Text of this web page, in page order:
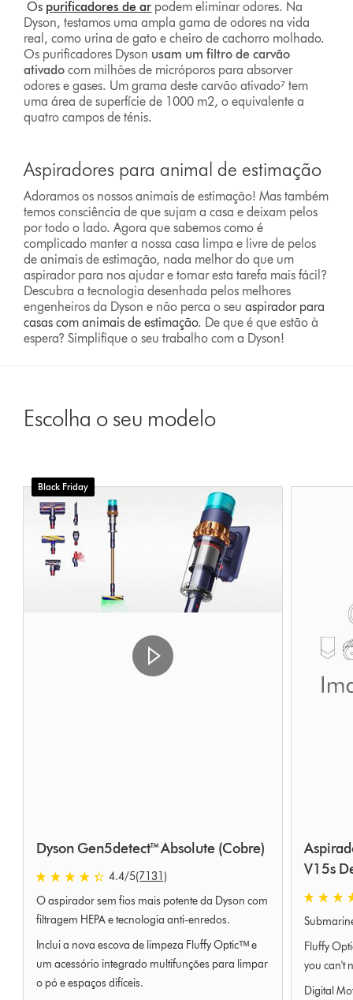
Os purificadores de ar podem eliminar odores. Na
Dyson, testamos uma ampla gama de odores na vida
real, como urina de gato e cheiro de cachorro molhado.
Os purificadores Dyson usam um filtro de carvão
ativado com milhões de micróporos para absorver
odores e gases. Um grama deste carvão ativado⁷ tem
uma área de superfície de 1000 m2, o equivalente a
quatro campos de ténis.
Aspiradores para animal de estimação
Adoramos os nossos animais de estimação! Mas também
temos consciência de que sujam a casa e deixam pelos
por todo o lado. Agora que sabemos como é
complicado manter a nossa casa limpa e livre de pelos
de animais de estimação, nada melhor do que um
aspirador para nos ajudar e tornar esta tarefa mais fácil?
Descubra a tecnologia desenhada pelos melhores
engenheiros da Dyson e não perca o seuaspirador para
casas com animais de estimação. De que é que estão à
espera? Simplifique o seu trabalho com a Dyson!
Escolha o seu modelo
Black Friday
Dyson Gen5detect™ Absolute (Cobre)
4.4
estrelas
de
em
7131
Ratings
4.4/5(7131)
O aspirador sem fios mais potente da Dyson com
filtragem HEPA e tecnologia anti-enredos.
Inclui a nova escova de limpeza Fluffy Opticᵀᴹ e
um acessório integrado multifunções para limpar
o pó e espaços difíceis.
V15s
4.2
estrelas
de
em
3735
Fluffy
you can't
Digital